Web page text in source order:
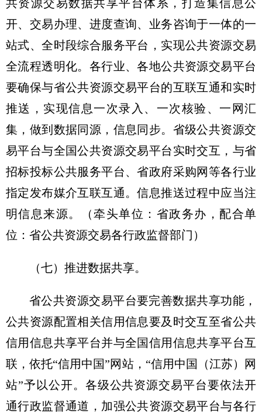
共资源交易数据共享平台体系，打造集信息公
开、交易办理、进度查询、业务咨询于一体的一
站式、全时段综合服务平台，实现公共资源交易
全流程透明化。各行业、各地公共资源交易平台
要确保与省公共资源交易平台的互联互通和实时
推送，实现信息一次录入、一次核验、一网汇
集，做到数据同源，信息同步。省级公共资源交
易平台与全国公共资源交易平台实时交互，与省
招标投标公共服务平台、省政府采购网等各行业
指定发布媒介互联互通。信息推送过程中应当注
明信息来源。（牵头单位：省政务办，配合单
位：省公共资源交易各行政监督部门）
（七）推进数据共享。
省公共资源交易平台要完善数据共享功能，
公共资源配置相关信用信息要及时交互至省公共
信用信息共享平台并与全国信用信息共享平台互
联，依托“信用中国”网站，“信用中国（江苏）网
站”予以公开。各级公共资源交易平台要依法开
通行政监督通道，加强公共资源交易平台与各行